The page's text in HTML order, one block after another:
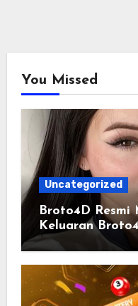
You Missed
Uncategorized
Broto4D Resmi
Keluaran
yang Selalu